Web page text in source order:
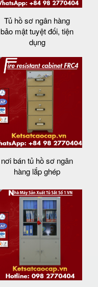
Tủ hồ sơ ngân hàng
bảo mật tuyệt đối, tiện
dụng
nơi bán tủ hồ sơ ngân
hàng lắp ghép